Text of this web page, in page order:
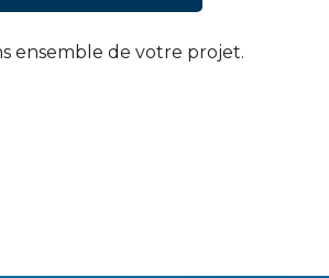
ensemble de votre projet.